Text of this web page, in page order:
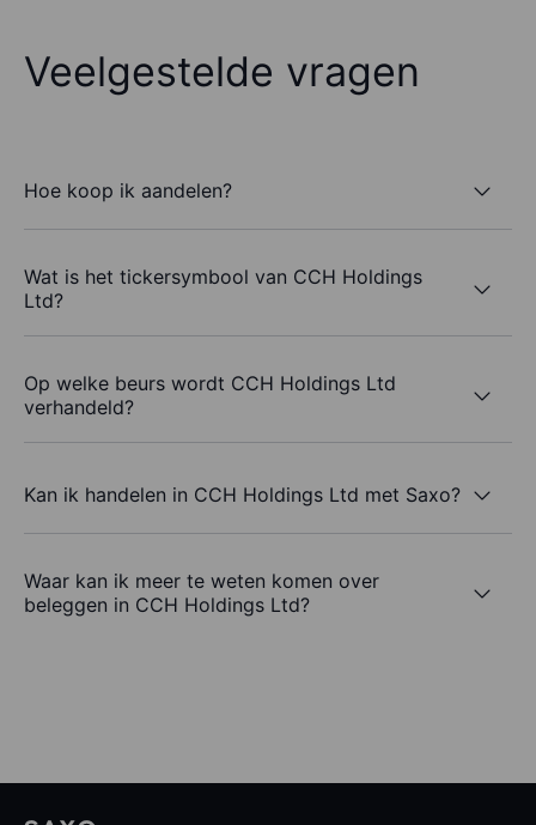
Veelgestelde vragen
Hoe koop ik aandelen?
Wat is het tickersymbool van CCH Holdings
Ltd?
Op welke beurs wordt CCH Holdings Ltd
verhandeld?
Kan ik handelen in CCH Holdings Ltd met Saxo?
Waar kan ik meer te weten komen over
beleggen in CCH Holdings Ltd?